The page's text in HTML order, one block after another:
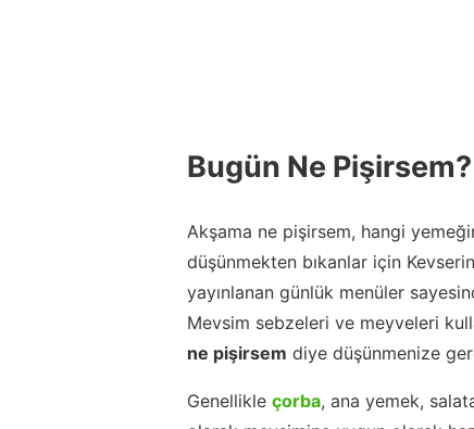
Bugün Ne Pişirsem?
Akşama ne pişirsem, hangi
düşünmekten bıkanlar için
yayınlanan günlük menüler
Mevsim sebzeleri ve meyveleri
ne pişirsem diye düşünmenize
Genellikle çorba, ana yemek,